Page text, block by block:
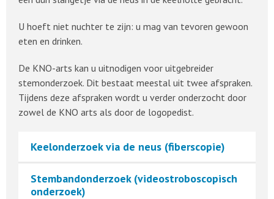
U hoeft niet nuchter te zijn: u mag van tevoren gewoon
eten en drinken.
De KNO-arts kan u uitnodigen voor uitgebreider
stemonderzoek. Dit bestaat meestal uit twee afspraken.
Tijdens deze afspraken wordt u verder onderzocht door
zowel de KNO arts als door de logopedist.
Keelonderzoek via de neus (fiberscopie)
Stembandonderzoek (videostroboscopisch
onderzoek)